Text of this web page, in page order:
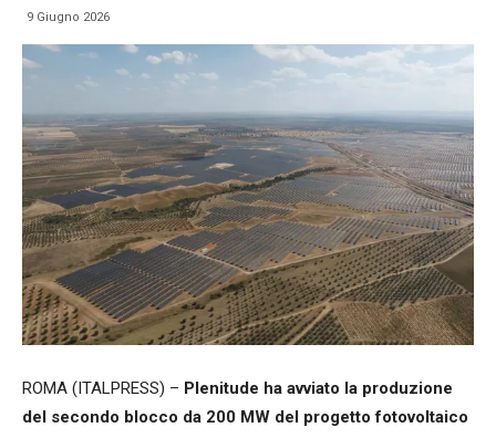
9 Giugno 2026
ROMA (ITALPRESS) – Plenitude ha avviato la produzione
del secondo blocco da 200 MW del progetto fotovoltaico